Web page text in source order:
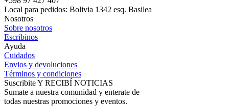
Local para pedidos: Bolivia 1342 esq. Basilea
Nosotros
Sobre nosotros
Escribinos
Ayuda
Cuidados
Envios y devoluciones
Términos y condiciones
Suscribite Y RECIBÍ NOTICIAS
Sumate a nuestra comunidad y enterate de
todas nuestras promociones y eventos.